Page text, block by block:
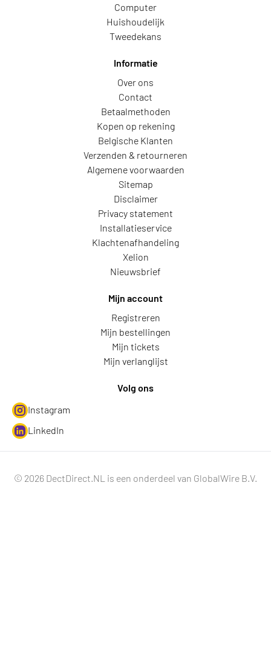
Computer
Huishoudelijk
Tweedekans
Informatie
Over ons
Contact
Betaalmethoden
Kopen op rekening
Belgische Klanten
Verzenden & retourneren
Algemene voorwaarden
Sitemap
Disclaimer
Privacy statement
Installatieservice
Klachtenafhandeling
Xelion
Nieuwsbrief
Mijn account
Registreren
Mijn bestellingen
Mijn tickets
Mijn verlanglijst
Volg ons
Instagram
LinkedIn
© 2026 DectDirect.NL is een onderdeel van GlobalWire B.V.